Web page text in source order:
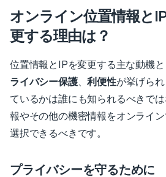
オンライン位置情報と
更する理由は？
位置情報とIPを変更する主な動機と
ライバシー保護、利便性が挙げられ
ているかは誰にも知られるべきで
報やその他の機密情報をオンライ
選択できるべきです。
プライバシーを守るために